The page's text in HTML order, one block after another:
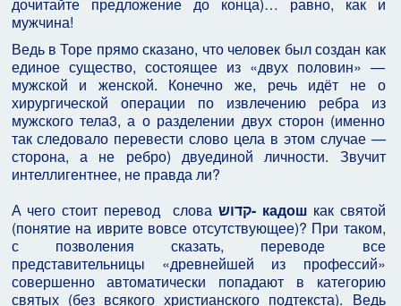
мужчина!
Ведь в Торе прямо сказано, что человек был создан как
единое существо, состоящее из «двух половин» —
мужской и женской. Конечно же, речь идёт не о
хирургической операции по извлечению ребра из
мужского тела3, а о разделении двух сторон (именно
так следовало перевести слово цела в этом случае —
сторона, а не ребро) двуединой личности. Звучит
интеллигентнее, не правда ли?
А чего стоит перевод слова
קדוש- кадошкак святой
(понятие на иврите вовсе отсутствующее)? При таком,
с позволения сказать, переводе все
представительницы «древнейшей из профессий»
совершенно автоматически попадают в категорию
святых (без всякого христианского подтекста). Ведь